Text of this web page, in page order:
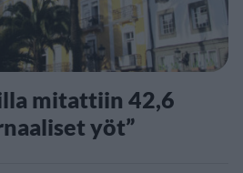
mitattiin 42,6
yöt”